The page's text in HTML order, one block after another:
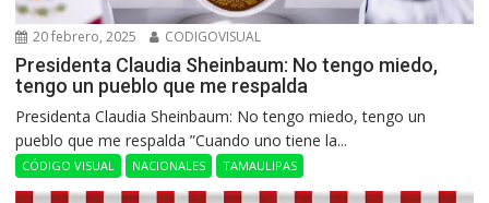
20 febrero, 2025 CODIGOVISUAL
Presidenta Claudia Sheinbaum: No tengo miedo,
tengo un pueblo que me respalda
Presidenta Claudia Sheinbaum: No tengo miedo, tengo un
pueblo que me respalda ”Cuando uno tiene la...
CÓDIGO VISUAL NACIONALES TAMAULIPAS